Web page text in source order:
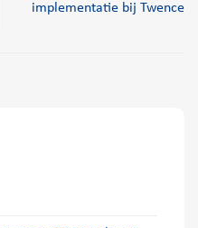
implementatie bij Twence